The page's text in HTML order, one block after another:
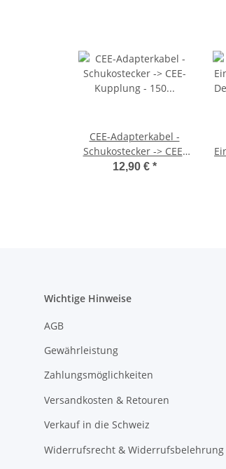
CEE-Adapterkabel -
Schukostecker -> CEE-
Kupplung - 150 cm -
12,90 € *
Wichtige Hinweise
AGB
Gewährleistung
Zahlungsmöglichkeiten
Versandkosten & Retouren
Verkauf in die Schweiz
Widerrufsrecht & Widerrufsbelehrung